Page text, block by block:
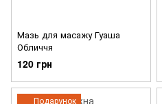
Мазь для масажу Гуаша
Обличчя
120 грн
Подарунок